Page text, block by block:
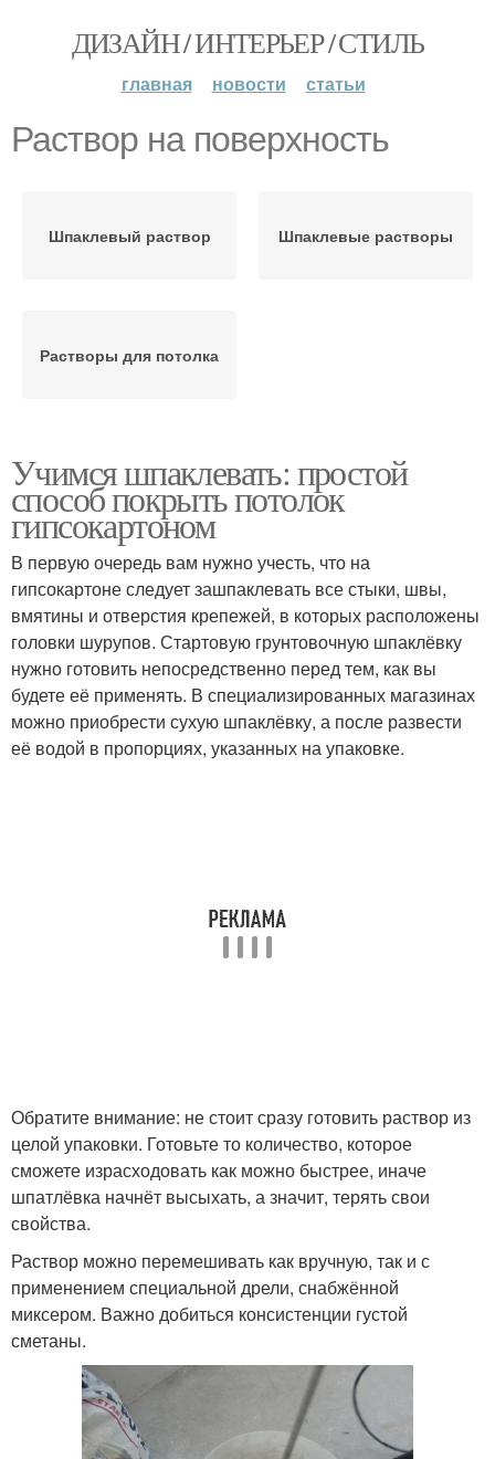
ДИЗАЙН / ИНТЕРЬЕР / СТИЛЬ
главная новости статьи
Раствор на поверхность
Шпаклевый раствор Шпаклевые растворы
Растворы для потолка
Учимся шпаклевать: простой
способ покрыть потолок
гипсокартоном
В первую очередь вам нужно учесть, что на
гипсокартоне следует зашпаклевать все стыки, швы,
вмятины и отверстия крепежей, в которых расположены
головки шурупов. Стартовую грунтовочную шпаклёвку
нужно готовить непосредственно перед тем, как вы
будете её применять. В специализированных магазинах
можно приобрести сухую шпаклёвку, а после развести
её водой в пропорциях, указанных на упаковке.
Обратите внимание: не стоит сразу готовить раствор из
целой упаковки. Готовьте то количество, которое
сможете израсходовать как можно быстрее, иначе
шпатлёвка начнёт высыхать, а значит, терять свои
свойства.
Раствор можно перемешивать как вручную, так и с
применением специальной дрели, снабжённой
миксером. Важно добиться консистенции густой
сметаны.